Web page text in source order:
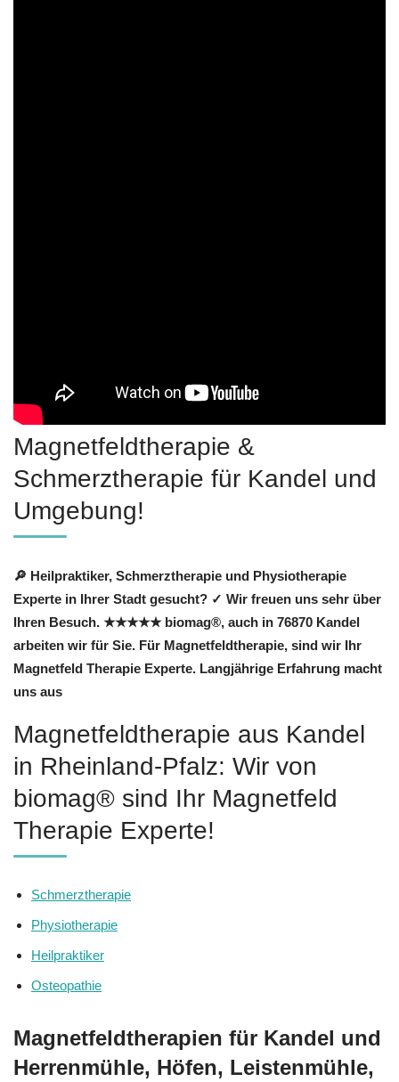
Magnetfeldtherapie &
Schmerztherapie für Kandel und
Umgebung!
🔎 Heilpraktiker, Schmerztherapie und Physiotherapie
Experte in Ihrer Stadt gesucht? ✓ Wir freuen uns sehr über
Ihren Besuch. ★★★★★ biomag®, auch in 76870 Kandel
arbeiten wir für Sie. Für Magnetfeldtherapie, sind wir Ihr
Magnetfeld Therapie Experte. Langjährige Erfahrung macht
uns aus
Magnetfeldtherapie aus Kandel
in Rheinland-Pfalz: Wir von
biomag® sind Ihr Magnetfeld
Therapie Experte!
Schmerztherapie
Physiotherapie
Heilpraktiker
Osteopathie
Magnetfeldtherapien für Kandel und
Herrenmühle, Höfen, Leistenmühle,